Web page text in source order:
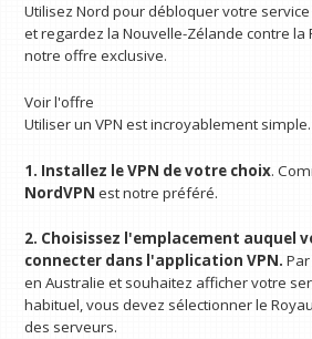
Utilisez Nord pour débloquer votre
et regardez la Nouvelle-Zélande contre la
notre offre exclusive.
Voir l'offre
Utiliser un VPN est incroyablement simple.
1. Installez le VPN de votre choix.
NordVPN est notre préféré.
2. Choisissez l'emplacement auquel
connecter dans l'application VPN.
en Australie et souhaitez afficher votre
habituel, vous devez sélectionner le
des serveurs.